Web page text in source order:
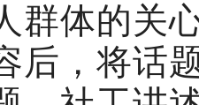
群体的关
后，将话